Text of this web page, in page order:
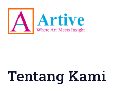
Skip
content
Tentang Kami